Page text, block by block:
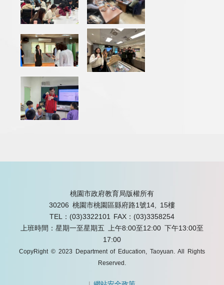
桃園市政府教育局版權所有
30206 桃園市桃園區縣府路1號14, 15樓
TEL：(03)3322101 FAX：(03)3358254
上班時間：星期一至星期五 上午8:00至12:00 下午13:00至
17:00
CopyRight © 2023 Department of Education, Taoyuan. All Rights
Reserved.